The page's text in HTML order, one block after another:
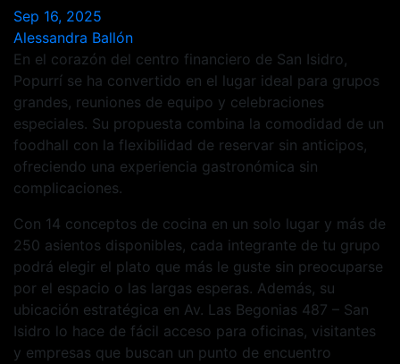
Sep 16, 2025
Alessandra Ballón
En el corazón del centro financiero de San Isidro,
Popurrí se ha convertido en el lugar ideal para grupos
grandes, reuniones de equipo y celebraciones
especiales. Su propuesta combina la comodidad de un
foodhall con la flexibilidad de reservar sin anticipos,
ofreciendo una experiencia gastronómica sin
complicaciones.
Con 14 conceptos de cocina en un solo lugar y más de
250 asientos disponibles, cada integrante de tu grupo
podrá elegir el plato que más le guste sin preocuparse
por el espacio o las largas esperas. Además, su
ubicación estratégica en Av. Las Begonias 487 – San
Isidro lo hace de fácil acceso para oficinas, visitantes
y empresas que buscan un punto de encuentro